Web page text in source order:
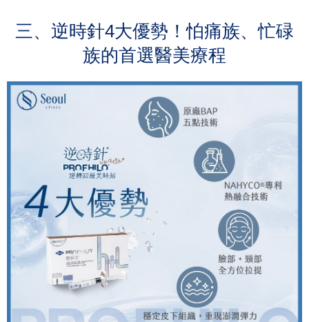
三、逆時針4大優勢！怕痛族、忙碌
族的首選醫美療程